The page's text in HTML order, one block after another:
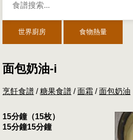
世界廚房 食物熱量
面包奶油-i
烹飪食譜 /糖果食譜 /面霜 /面包奶油
15分鐘（15枚）
15分鐘15分鐘